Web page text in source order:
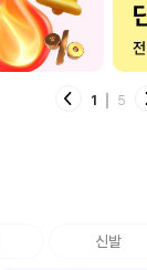
2 5
신발